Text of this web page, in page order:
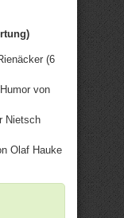
(6
Humor von
Nietsch
Olaf Hauke